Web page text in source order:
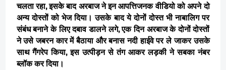
चलता रहा, इसके बाद अरबाज ने इन आपत्तिजनक वीडियो को अपने दो
अन्य दोस्तों को भेज दिया। उसके बाद ये दोनों दोस्त भी नाबालिग पर
संबंध बनाने के लिए दबाव डालने लगे, एक दिन अरबाज के दोनों दोस्तों
ने उसे जबरन कार में बैठाया और बनास नदी हाईवे पर ले जाकर उसके
साथ गैंगरेप किया, इस उत्पीड़न से तंग आकर लड़की ने सबका नंबर
ब्लॉक कर दिया।